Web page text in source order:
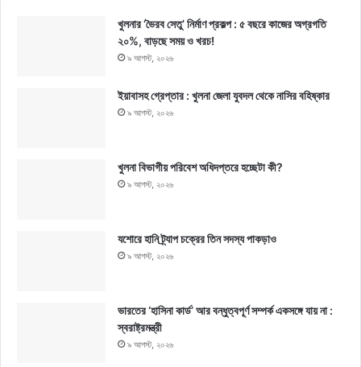
খুলনার ‘ভৈরব সেতু’ নির্মাণ প্রকল্প : ৫ বছরে কাজের অগ্রগতি
২০%, বাড়ছে সময় ও খরচ!
৯ আগস্ট, ২০২৬
ইয়াবাসহ গ্রেপ্তার : খুলনা জেলা যুবদল থেকে নাসির বহিষ্কার
৯ আগস্ট, ২০২৬
খুলনা বিভাগীয় পরিবেশ অধিদপ্তরে হচ্ছেটা কী?
৯ আগস্ট, ২০২৬
যশোরে হানি ট্র্যাপ চক্রের তিন সদস্য পাকড়াও
৯ আগস্ট, ২০২৬
ভারতের ‘হাসিনা কার্ড’ আর বন্ধুত্বপূর্ণ সম্পর্ক একসঙ্গে যায় না :
স্বরাষ্ট্রমন্ত্রী
৯ আগস্ট, ২০২৬